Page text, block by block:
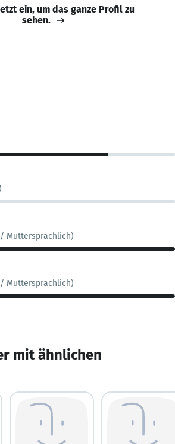
ein, um das ganze Profil zu
sehen.
Muttersprachlich)
Muttersprachlich)
mit ähnlichen